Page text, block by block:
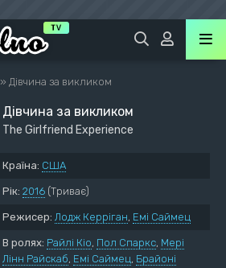
» Дівчина за викликом
Дівчина за викликом
The Girlfriend Experience
Країна: США
Рік: 2016 (Триває)
Режисер: Лодж Керріган, Емі Саймец
В ролях: Райлі Кіо, Пол Спаркс, Мері
Лінн Райскаб, Емі Саймец, Брайоні